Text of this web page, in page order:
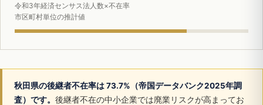
令和3年経済センサス法人数×不在率
市区町村単位の推計値
秋田県の後継者不在率は 73.7%（帝国データバンク2025年調
査）です。 後継者不在の中小企業では廃業リスクが高まってお